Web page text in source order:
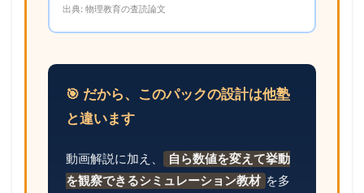
出典: 物理教育の査読論文
🎯 だから、このパックの設計は他塾
と違います
動画解説に加え、
自ら数値を変えて挙動
を観察できるシミュレーション教材 を多